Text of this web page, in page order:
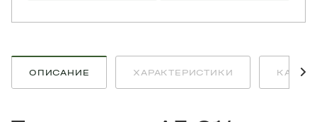
ОПИСАНИЕ ХАРАКТЕРИСТИКИ КАК